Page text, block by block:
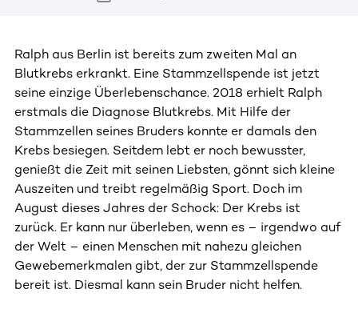
Ralph aus Berlin ist bereits zum zweiten Mal an
Blutkrebs erkrankt. Eine Stammzellspende ist jetzt
seine einzige Überlebenschance. 2018 erhielt Ralph
erstmals die Diagnose Blutkrebs. Mit Hilfe der
Stammzellen seines Bruders konnte er damals den
Krebs besiegen. Seitdem lebt er noch bewusster,
genießt die Zeit mit seinen Liebsten, gönnt sich kleine
Auszeiten und treibt regelmäßig Sport. Doch im
August dieses Jahres der Schock: Der Krebs ist
zurück. Er kann nur überleben, wenn es – irgendwo auf
der Welt – einen Menschen mit nahezu gleichen
Gewebemerkmalen gibt, der zur Stammzellspende
bereit ist. Diesmal kann sein Bruder nicht helfen.